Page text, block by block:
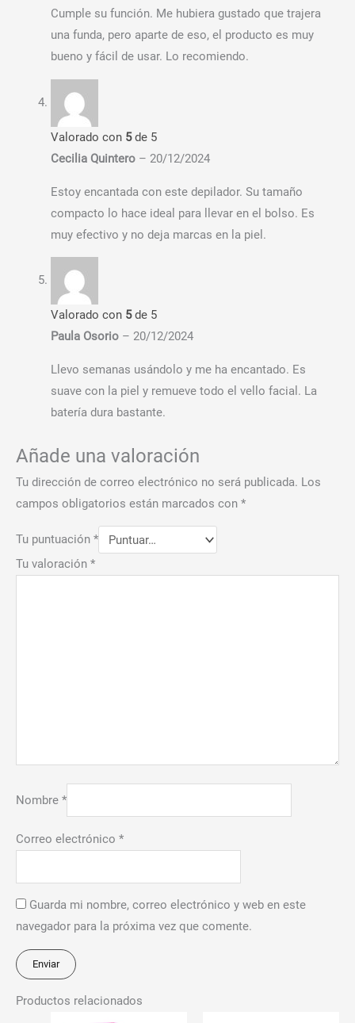
Cumple su función. Me hubiera gustado que trajera
una funda, pero aparte de eso, el producto es muy
bueno y fácil de usar. Lo recomiendo.
Valorado con 5de 5
Cecilia Quintero – 20/12/2024
Estoy encantada con este depilador. Su tamaño
compacto lo hace ideal para llevar en el bolso. Es
muy efectivo y no deja marcas en la piel.
Valorado con 5de 5
Paula Osorio – 20/12/2024
Llevo semanas usándolo y me ha encantado. Es
suave con la piel y remueve todo el vello facial. La
batería dura bastante.
Añade una valoración
Tu dirección de correo electrónico no será publicada. Los
campos obligatorios están marcados con *
Tu puntuación *
Tu valoración *
Nombre *
Correo electrónico *
Guarda mi nombre, correo electrónico y web en este
navegador para la próxima vez que comente.
Productos relacionados